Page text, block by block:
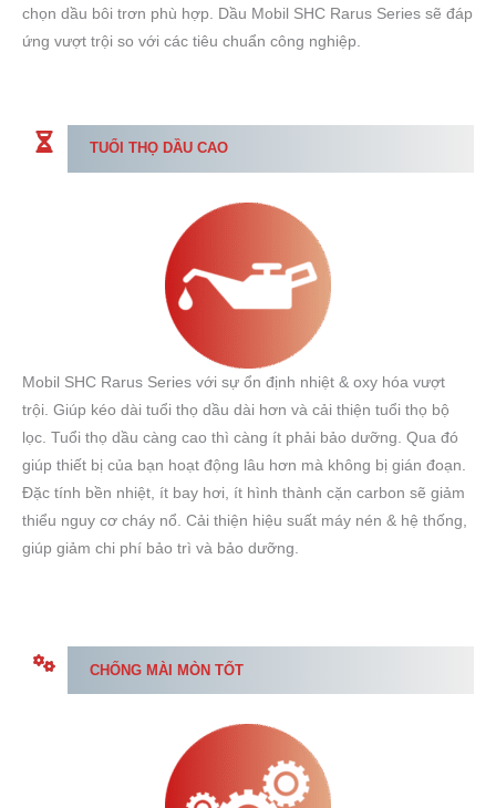
chọn dầu bôi trơn phù hợp. Dầu Mobil SHC Rarus Series sẽ đáp
ứng vượt trội so với các tiêu chuẩn công nghiệp.
TUỔI THỌ DẦU CAO
Mobil SHC Rarus Series với sự ổn định nhiệt & oxy hóa vượt
trội. Giúp kéo dài tuổi thọ dầu dài hơn và cải thiện tuổi thọ bộ
lọc. Tuổi thọ dầu càng cao thì càng ít phải bảo dưỡng. Qua đó
giúp thiết bị của bạn hoạt động lâu hơn mà không bị gián đoạn.
Đặc tính bền nhiệt, ít bay hơi, ít hình thành cặn carbon sẽ giảm
thiểu nguy cơ cháy nổ. Cải thiện hiệu suất máy nén & hệ thống,
giúp giảm chi phí bảo trì và bảo dưỡng.
CHỐNG MÀI MÒN TỐT